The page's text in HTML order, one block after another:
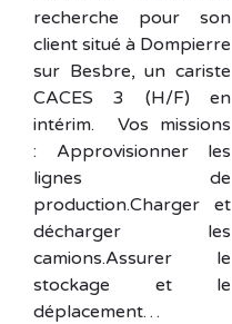
recherche pour son
client situé à Dompierre
sur Besbre, un cariste
CACES 3 (H/F) en
intérim. Vos missions
: Approvisionner les
lignes de
production.Charger et
décharger les
camions.Assurer le
stockage et le
déplacement…